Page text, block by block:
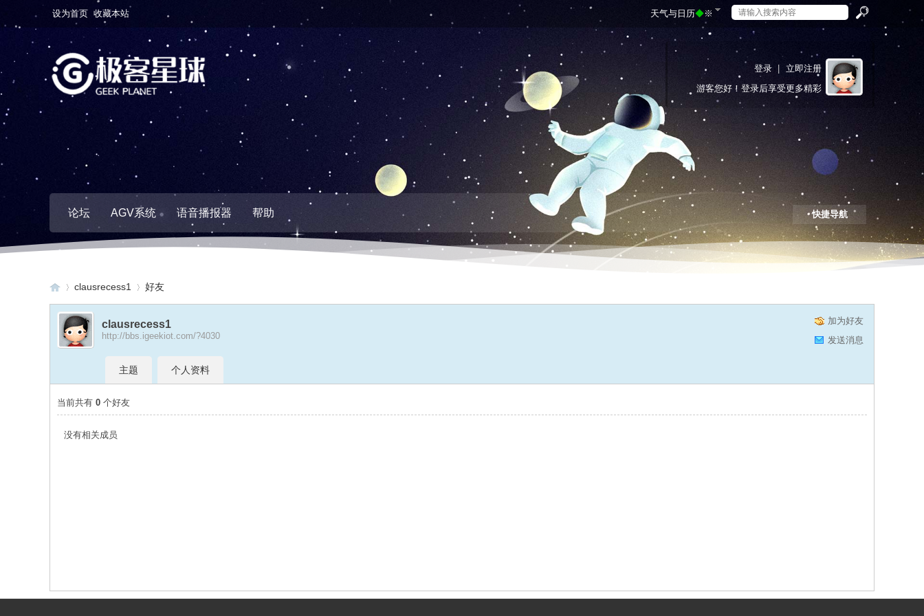
设为首页 收藏本站
索
天气与日历◆※
登录
立即注册
游客您好！登录后享受更多精彩
快捷导航
论坛 AGV系统 语音播报器 帮助
极›
clausrecess1 好友
加为好友
发送消息
clausrecess1
http://bbs.igeekiot.com/?4030
主题 个人资料
当前共有 0 个好友
没有相关成员